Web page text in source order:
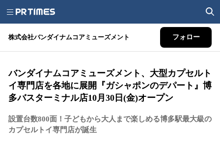
株式会社バンダイナムコアミューズメント フォロー
バンダイナムコアミューズメント、大型カプセルト
イ専門店を各地に展開『ガシャポンのデパート』博
多バスターミナル店10月30日(金)オープン
設置台数800面！子どもから大人まで楽しめる博多駅最大級の
カプセルトイ専門店が誕生